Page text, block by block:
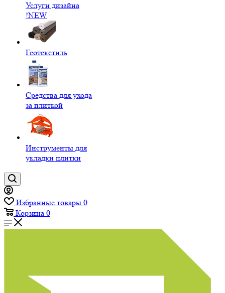
Услуги дизайна
!NEW
Геотекстиль
Средства для ухода
за плиткой
Инструменты для
укладки плитки
Избранные товары 0
Корзина 0